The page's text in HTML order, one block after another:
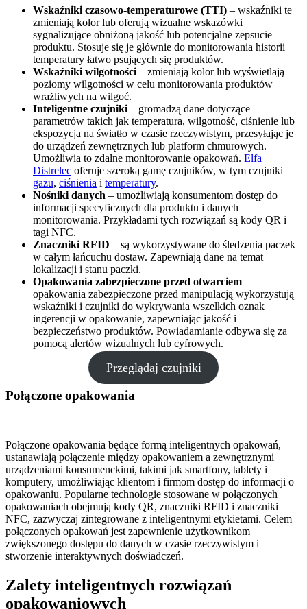
Wskaźniki czasowo-temperaturowe (TTI) – wskaźniki te
zmieniają kolor lub oferują wizualne wskazówki
sygnalizujące obniżoną jakość lub potencjalne zepsucie
produktu. Stosuje się je głównie do monitorowania historii
temperatury łatwo psujących się produktów.
Wskaźniki wilgotności – zmieniają kolor lub wyświetlają
poziomy wilgotności w celu monitorowania produktów
wrażliwych na wilgoć.
Inteligentne czujniki – gromadzą dane dotyczące
parametrów takich jak temperatura, wilgotność, ciśnienie lub
ekspozycja na światło w czasie rzeczywistym, przesyłając je
do urządzeń zewnętrznych lub platform chmurowych.
Umożliwia to zdalne monitorowanie opakowań. Elfa
Distrelec oferuje szeroką gamę czujników, w tym czujniki
gazu, ciśnienia i temperatury.
Nośniki danych – umożliwiają konsumentom dostęp do
informacji specyficznych dla produktu i danych
monitorowania. Przykładami tych rozwiązań są kody QR i
tagi NFC.
Znaczniki RFID – są wykorzystywane do śledzenia paczek
w całym łańcuchu dostaw. Zapewniają dane na temat
lokalizacji i stanu paczki.
Opakowania zabezpieczone przed otwarciem –
opakowania zabezpieczone przed manipulacją wykorzystują
wskaźniki i czujniki do wykrywania wszelkich oznak
ingerencji w opakowanie, zapewniając jakość i
bezpieczeństwo produktów. Powiadamianie odbywa się za
pomocą alertów wizualnych lub cyfrowych.
Przeglądaj czujniki
Połączone opakowania
Połączone opakowania będące formą inteligentnych opakowań,
ustanawiają połączenie między opakowaniem a zewnętrznymi
urządzeniami konsumenckimi, takimi jak smartfony, tablety i
komputery, umożliwiając klientom i firmom dostęp do informacji o
opakowaniu. Popularne technologie stosowane w połączonych
opakowaniach obejmują kody QR, znaczniki RFID i znaczniki
NFC, zazwyczaj zintegrowane z inteligentnymi etykietami. Celem
połączonych opakowań jest zapewnienie użytkownikom
zwiększonego dostępu do danych w czasie rzeczywistym i
stworzenie interaktywnych doświadczeń.
Zalety inteligentnych rozwiązań
opakowaniowych